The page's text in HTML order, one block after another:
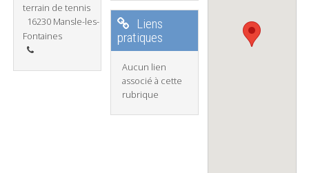
terrain de tennis
16230 Mansle-les-
Fontaines
Liens
pratiques
Aucun lien
associé à cette
rubrique